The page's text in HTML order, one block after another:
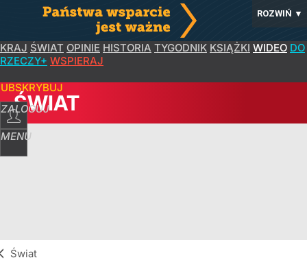
ROZWIŃ ▼
KRAJ ŚWIAT OPINIE HISTORIA TYGODNIK KSIĄŻKI WIDEO DO
RZECZY+ WSPIERAJ
ZALOGUJ
MENU
ŚWIAT
Świat